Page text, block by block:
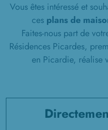
Vous êtes intéressé et
ces plans de
Faites-nous part de
Résidences Picardes,
en Picardie, réalise